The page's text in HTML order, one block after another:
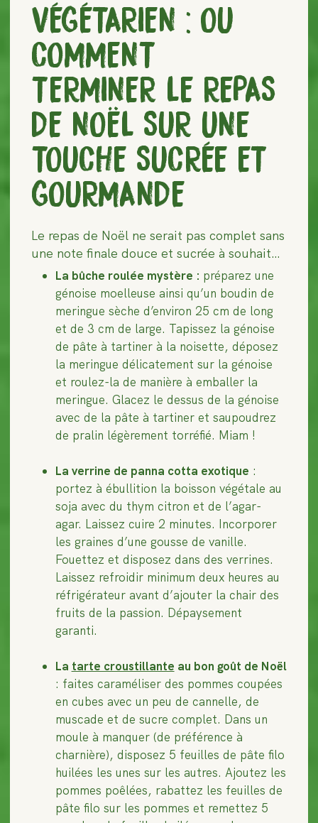
VÉGÉTARIEN : OU
COMMENT
TERMINER LE REPAS
DE NOËL SUR UNE
TOUCHE SUCRÉE ET
GOURMANDE
Le repas de Noël ne serait pas complet sans
une note finale douce et sucrée à souhait…
La bûche roulée mystère : préparez une
génoise moelleuse ainsi qu’un boudin de
meringue sèche d’environ 25 cm de long
et de 3 cm de large. Tapissez la génoise
de pâte à tartiner à la noisette, déposez
la meringue délicatement sur la génoise
et roulez-la de manière à emballer la
meringue. Glacez le dessus de la génoise
avec de la pâte à tartiner et saupoudrez
de pralin légèrement torréfié. Miam !
La verrine de panna cotta exotique :
portez à ébullition la boisson végétale au
soja avec du thym citron et de l’agar-
agar. Laissez cuire 2 minutes. Incorporer
les graines d’une gousse de vanille.
Fouettez et disposez dans des verrines.
Laissez refroidir minimum deux heures au
réfrigérateur avant d’ajouter la chair des
fruits de la passion. Dépaysement
garanti.
La tarte croustillante au bon goût de Noël
: faites caraméliser des pommes coupées
en cubes avec un peu de cannelle, de
muscade et de sucre complet. Dans un
moule à manquer (de préférence à
charnière), disposez 5 feuilles de pâte filo
huilées les unes sur les autres. Ajoutez les
pommes poêlées, rabattez les feuilles de
pâte filo sur les pommes et remettez 5